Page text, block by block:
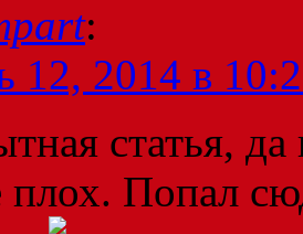
:
12, 2014 в
статья,
плох. Попал